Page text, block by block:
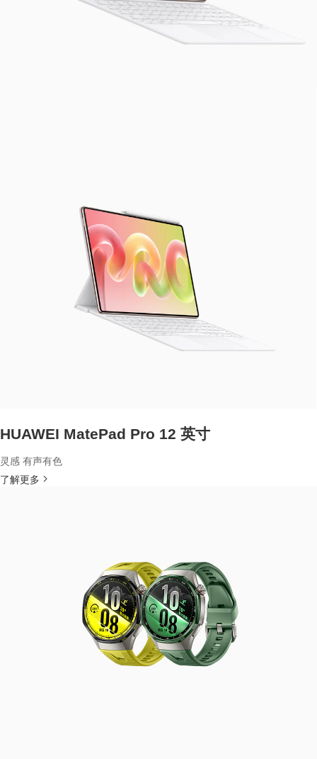
HUAWEI MatePad Pro 12 英寸
灵感 有声有色
了解更多